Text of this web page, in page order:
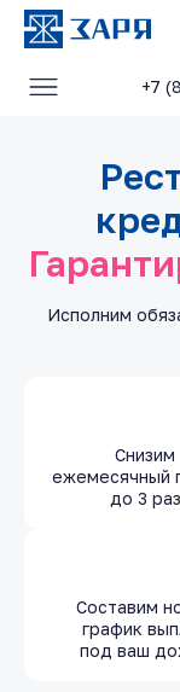
+7
О компании
Отзывы
Исполним
Снизим
ежемесячный
до 3 раз
Составим
график
под ваш